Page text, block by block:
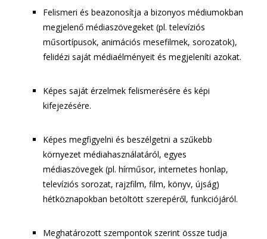
Felismeri és beazonosítja a bizonyos médiumokban
megjelenő médiaszövegeket (pl. televíziós
műsortípusok, animációs mesefilmek, sorozatok),
felidézi saját médiaélményeit és megjeleníti azokat.
Képes saját érzelmek felismerésére és képi
kifejezésére.
Képes megfigyelni és beszélgetni a szűkebb
környezet médiahasználatáról, egyes
médiaszövegek (pl. hírműsor, internetes honlap,
televíziós sorozat, rajzfilm, film, könyv, újság)
hétköznapokban betöltött szerepéről, funkciójáról.
Meghatározott szempontok szerint össze tudja